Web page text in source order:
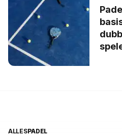
ALLESPADEL